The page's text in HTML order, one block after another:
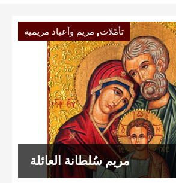
تأمّلات, مريم وأعياد مريمية
مريم سُلطانة العائلة